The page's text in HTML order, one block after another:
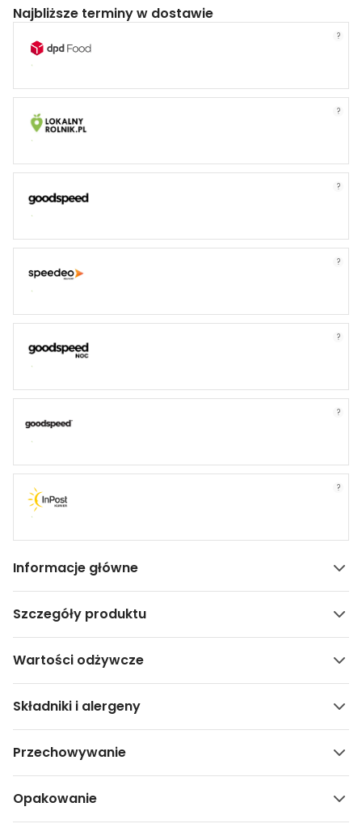
Najbliższe terminy w dostawie
?
?
?
?
?
?
?
Informacje główne
Szczegóły produktu
Wartości odżywcze
Składniki i alergeny
Przechowywanie
Opakowanie